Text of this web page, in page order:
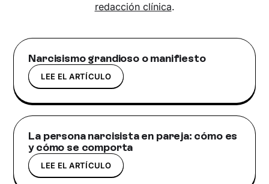
redacción clínica.
Narcisismo grandioso o manifiesto
LEE EL ARTÍCULO
La persona narcisista en pareja: cómo es
y cómo se comporta
LEE EL ARTÍCULO